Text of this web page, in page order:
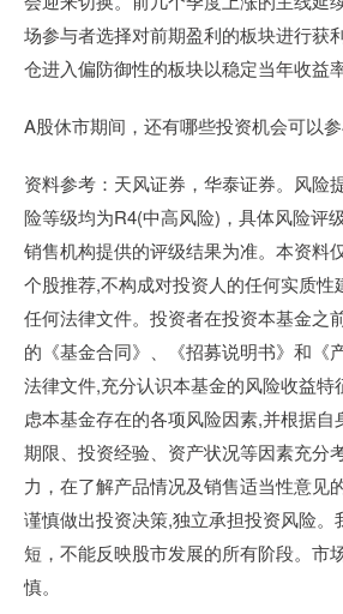
场参与者选择对前期盈利的板块进行获
仓进入偏防御性的板块以稳定当年收益率
A股休市期间，还有哪些投资机会可以参
资料参考：天风证券，华泰证券。风险
险等级均为R4(中高风险)，具体风险评
销售机构提供的评级结果为准。本资料
个股推荐,不构成对投资人的任何实质性
任何法律文件。投资者在投资本基金之
的《基金合同》、《招募说明书》和《
法律文件,充分认识本基金的风险收益特
虑本基金存在的各项风险因素,并根据自
期限、投资经验、资产状况等因素充分
力，在了解产品情况及销售适当性意见
谨慎做出投资决策,独立承担投资风险。
短，不能反映股市发展的所有阶段。市
慎。